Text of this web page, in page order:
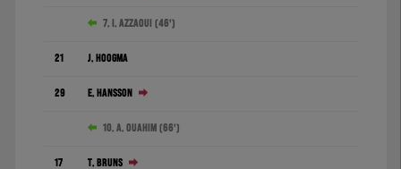
7. I. Azzaoui (46')
21 J. Hoogma
29 E. Hansson
10. A. Ouahim (66')
17 T. Bruns